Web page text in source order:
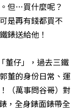
但…買什麼呢？
是再有錢都買不
錶送給他！
董仔」，過去三鐵
董的身份日常、運
（萬事問谷哥）對
，全身錶面錶帶全